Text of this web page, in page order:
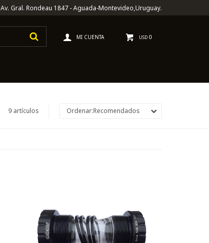
USD 0
Av. Gral. Rondeau 1847 - Aguada-Montevideo,Uruguay.
9 artículos Recomendados